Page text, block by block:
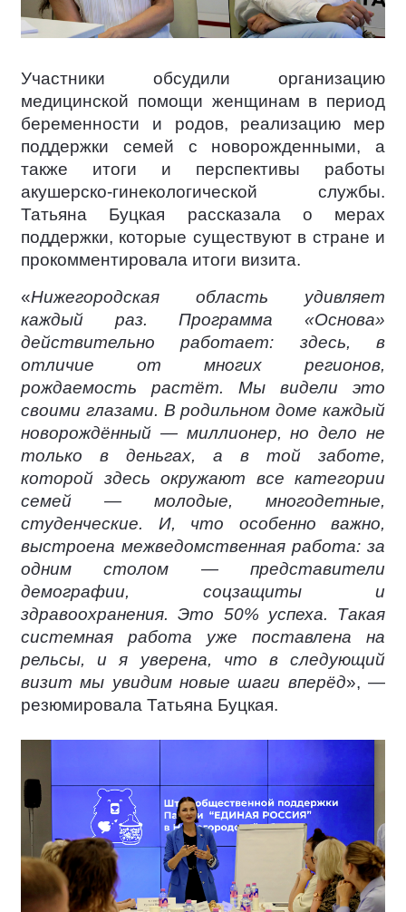
Участники обсудили организацию
медицинской помощи женщинам в период
беременности и родов, реализацию мер
поддержки семей с новорожденными, а
также итоги и перспективы работы
акушерско-гинекологической службы.
Татьяна Буцкая рассказала о мерах
поддержки, которые существуют в стране и
прокомментировала итоги визита.
«Нижегородская область удивляет
каждый раз. Программа «Основа»
действительно работает: здесь, в
отличие от многих регионов,
рождаемость растёт. Мы видели это
своими глазами. В родильном доме каждый
новорождённый — миллионер, но дело не
только в деньгах, а в той заботе,
которой здесь окружают все категории
семей — молодые, многодетные,
студенческие. И, что особенно важно,
выстроена межведомственная работа: за
одним столом — представители
демографии, соцзащиты и
здравоохранения. Это 50% успеха. Такая
системная работа уже поставлена на
рельсы, и я уверена, что в следующий
визит мы увидим новые шаги вперёд», —
резюмировала Татьяна Буцкая.